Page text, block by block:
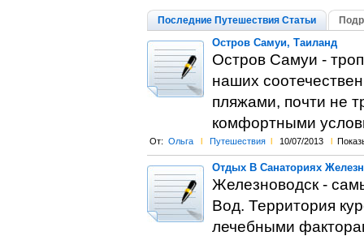
Последние Путешествия Статьи
Остров Самуи, Таиланд
Остров Самуи -
наших
пляжами, почти не
комфортными
От: Ольга l Путешествия l 10/07/2013 l
Отдых В Санаториях
Железноводск -
Вод. Территория
лечебными